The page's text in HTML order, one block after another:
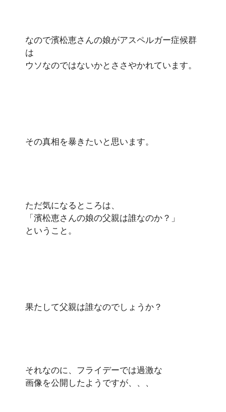
なので濱松恵さんの娘がアスペルガー症候群
は
ウソなのではないかとささやかれています。
その真相を暴きたいと思います。
ただ気になるところは、
「濱松恵さんの娘の父親は誰なのか？」
ということ。
果たして父親は誰なのでしょうか？
それなのに、フライデーでは過激な
画像を公開したようですが、、、